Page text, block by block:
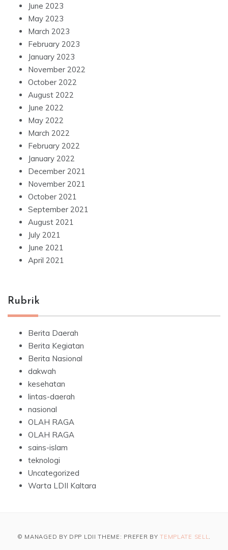
June 2023
May 2023
March 2023
February 2023
January 2023
November 2022
October 2022
August 2022
June 2022
May 2022
March 2022
February 2022
January 2022
December 2021
November 2021
October 2021
September 2021
August 2021
July 2021
June 2021
April 2021
Rubrik
Berita Daerah
Berita Kegiatan
Berita Nasional
dakwah
kesehatan
lintas-daerah
nasional
OLAH RAGA
OLAH RAGA
sains-islam
teknologi
Uncategorized
Warta LDII Kaltara
© MANAGED BY DPP LDII THEME: PREFER BYTEMPLATE SELL